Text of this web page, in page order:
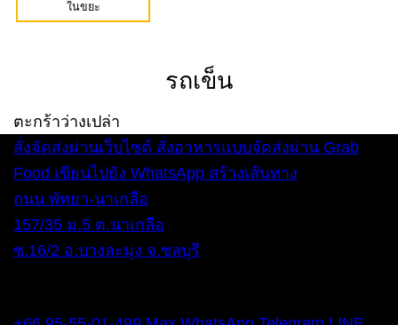
ในขยะ
รถเข็น
ตะกร้าว่างเปล่า
สั่งจัดส่งผ่านเว็บไซต์ สั่งอาหารแบบจัดส่งผ่าน Grab
Food เขียนไปยัง WhatsApp สร้างเส้นทาง
ถนน พัทยา-นาเกลือ
157/35 ม.5 ต.นาเกลือ
ซ.16/2 อ.บางละมุง จ.ชลบุรี